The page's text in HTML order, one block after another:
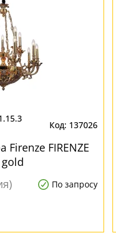
137026
Firenze FIRENZE
По запросу